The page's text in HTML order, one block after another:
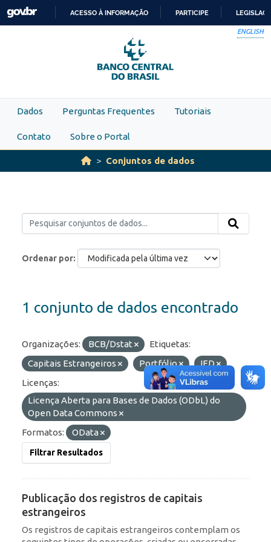
Skip to main content
PARA
O
CONTEÚDO
ACESSO À INFORMAÇÃO PARTICIPE
ENGLISH
Dados Perguntas Frequentes Tutoriais
Contato Sobre o Portal
Conjuntos de dados
Ordenar por
1 conjunto de dados encontrado
Organizações: BCB/Dstat
Etiquetas:
Capitais Estrangeiros
Portfólio
IED
Licenças:
Licença Aberta para Bases de Dados (ODbL) do
Open Data Commons
Formatos:
OData
Filtrar Resultados
Publicação dos registros de capitais
estrangeiros
Os registros de capitais estrangeiros contemplam os